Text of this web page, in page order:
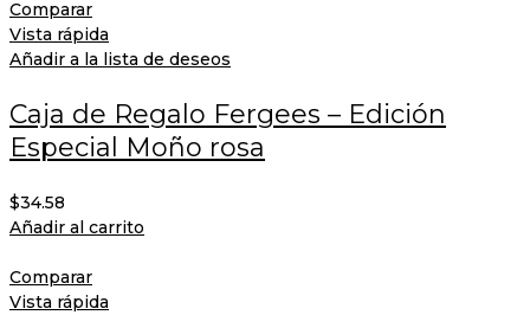
Comparar
Vista rápida
Añadir a la lista de deseos
Caja de Regalo Fergees – Edición
Especial Moño rosa
$34.58
Añadir al carrito
Comparar
Vista rápida